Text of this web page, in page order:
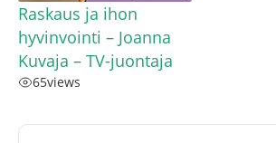
Raskaus ja ihon
hyvinvointi – Joanna
Kuvaja – TV-juontaja
65views